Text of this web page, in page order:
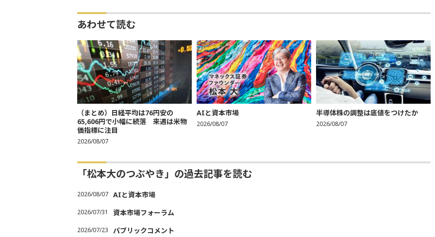
あわせて読む
（まとめ）日経平均は76円安の
65,606円で小幅に続落 来週は米物
価指標に注目
2026/08/07
AIと資本市場
2026/08/07
半導体株の調整は底値をつけたか
2026/08/07
「松本大のつぶやき」の過去記事を読む
2026/08/07 AIと資本市場
2026/07/31 資本市場フォーラム
2026/07/23 パブリックコメント